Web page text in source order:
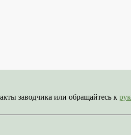
заводчика или обращайтесь к